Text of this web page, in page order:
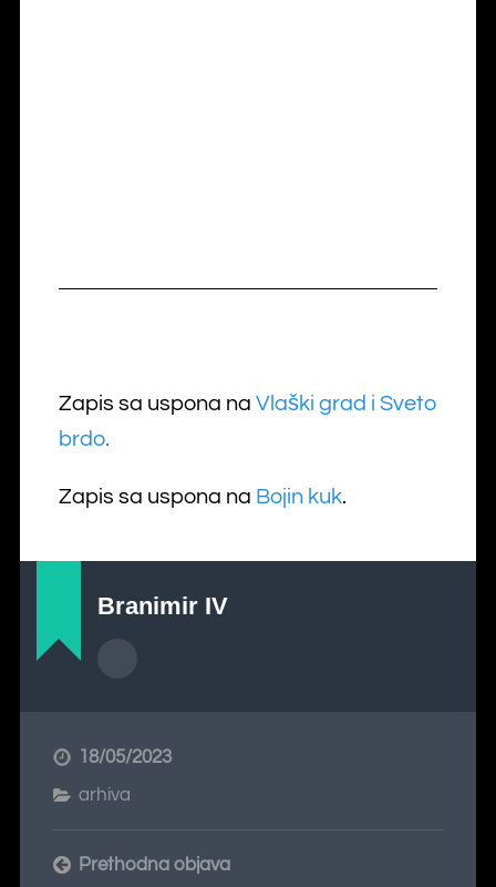
Zapis sa uspona na Vlaški grad i Sveto
brdo.
Zapis sa uspona na Bojin kuk.
Branimir IV
18/05/2023
arhiva
Prethodna objava